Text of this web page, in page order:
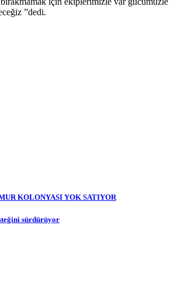
”dedi.
KOLONYASI YOK SATIYOR
sürdürüyor